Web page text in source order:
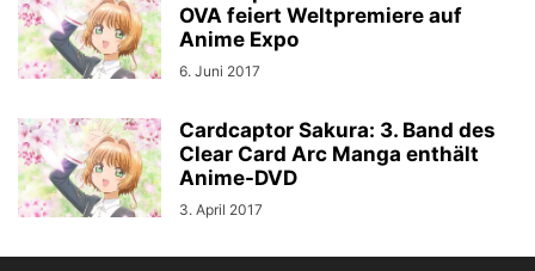
OVA feiert Weltpremiere auf
Anime Expo
6. Juni 2017
Cardcaptor Sakura: 3. Band des
Clear Card Arc Manga enthält
Anime-DVD
3. April 2017